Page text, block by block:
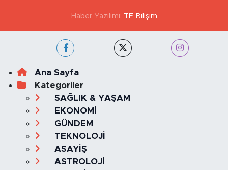
Haber Yazılımı: TE Bilişim
Ana Sayfa
Kategoriler
SAĞLIK & YAŞAM
EKONOMİ
GÜNDEM
TEKNOLOJİ
ASAYİŞ
ASTROLOJİ